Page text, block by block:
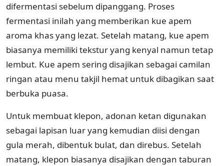
difermentasi sebelum dipanggang. Proses
fermentasi inilah yang memberikan kue apem
aroma khas yang lezat. Setelah matang, kue apem
biasanya memiliki tekstur yang kenyal namun tetap
lembut. Kue apem sering disajikan sebagai camilan
ringan atau menu takjil hemat untuk dibagikan saat
berbuka puasa.
Untuk membuat klepon, adonan ketan digunakan
sebagai lapisan luar yang kemudian diisi dengan
gula merah, dibentuk bulat, dan direbus. Setelah
matang, klepon biasanya disajikan dengan taburan